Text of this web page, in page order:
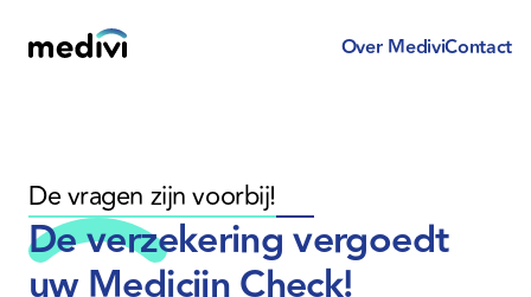
Over MediviContact
De vragen zijn voorbij!
De verzekering vergoedt
uw Medicijn Check!